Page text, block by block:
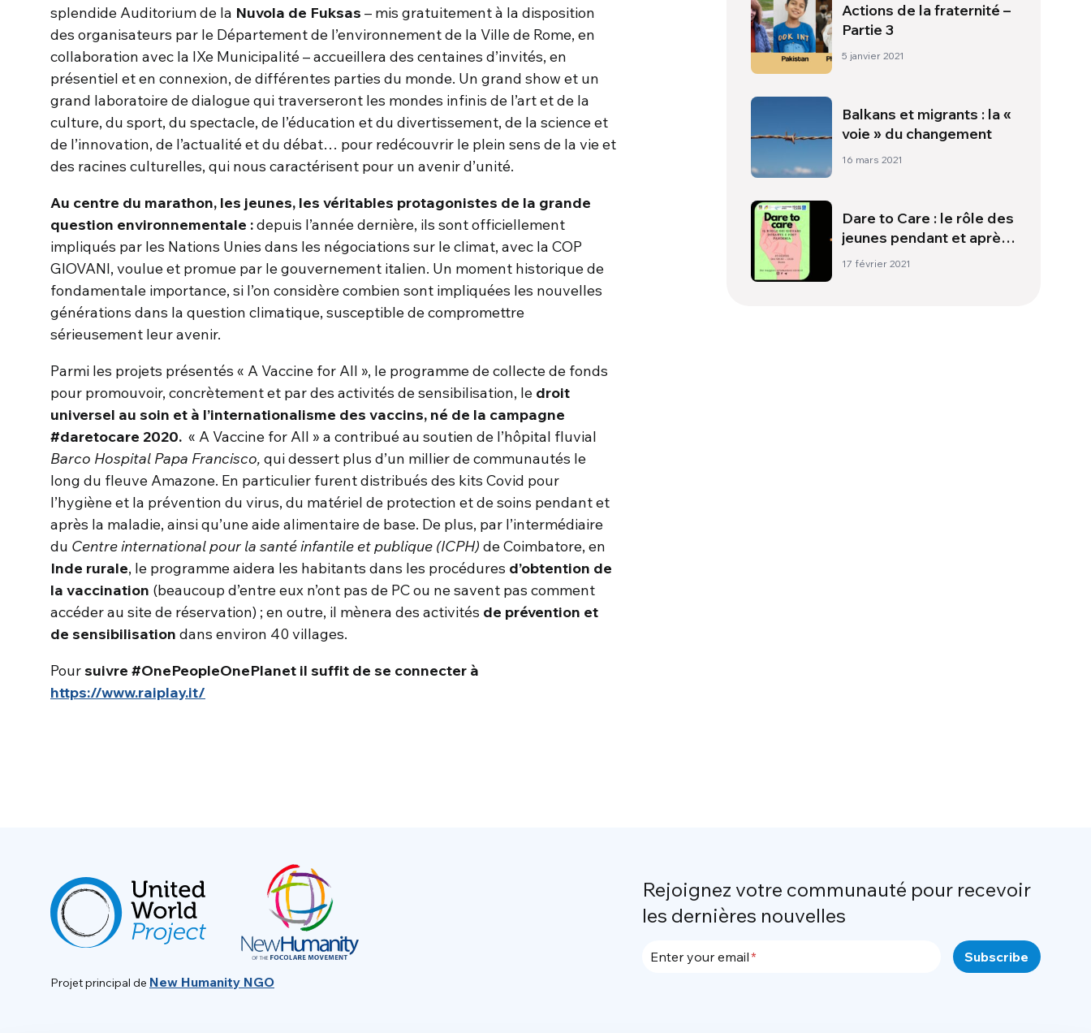
splendide Auditorium de la Nuvola de Fuksas – mis gratuitement à la disposition
des organisateurs par le Département de l’environnement de la Ville de Rome, en
collaboration avec la IXe Municipalité – accueillera des centaines d’invités, en
présentiel et en connexion, de différentes parties du monde. Un grand show et un
grand laboratoire de dialogue qui traverseront les mondes infinis de l’art et de la
culture, du sport, du spectacle, de l’éducation et du divertissement, de la science et
de l’innovation, de l’actualité et du débat… pour redécouvrir le plein sens de la vie et
des racines culturelles, qui nous caractérisent pour un avenir d’unité.
Au centre du marathon, les jeunes, les véritables protagonistes de la grande
question environnementale :depuis l’année dernière, ils sont officiellement
impliqués par les Nations Unies dans les négociations sur le climat, avec la COP
GIOVANI, voulue et promue par le gouvernement italien. Un moment historique de
fondamentale importance, si l’on considère combien sont impliquées les nouvelles
générations dans la question climatique, susceptible de compromettre
sérieusement leur avenir.
Parmi les projets présentés « A Vaccine for All », le programme de collecte de fonds
pour promouvoir, concrètement et par des activités de sensibilisation, le droit
universel au soin et à l’internationalisme des vaccins, né de la campagne
#daretocare 2020. « A Vaccine for All » a contribué au soutien de l’hôpital fluvial
Barco Hospital Papa Francisco, qui dessert plus d’un millier de communautés le
long du fleuve Amazone. En particulier furent distribués des kits Covid pour
l’hygiène et la prévention du virus, du matériel de protection et de soins pendant et
après la maladie, ainsi qu’une aide alimentaire de base. De plus, par l’intermédiaire
du Centre international pour la santé infantile et publique (ICPH) de Coimbatore, en
Inde rurale, le programme aidera les habitants dans les procédures d’obtention de
la vaccination (beaucoup d’entre eux n’ont pas de PC ou ne savent pas comment
accéder au site de réservation) ; en outre, il mènera des activités de prévention et
de sensibilisation dans environ 40 villages.
Poursuivre #OnePeopleOnePlanet il suffit de se connecter à
https://www.raiplay.it/
Actions de la fraternité –
Partie 3
5 janvier 2021
Balkans et migrants : la «
voie » du changement
16 mars 2021
Dare to Care : le rôle des
jeunes pendant et après
la pandémie
17 février 2021
Projet principal de New Humanity NGO
Rejoignez votre communauté pour recevoir
les dernières nouvelles
Enter your email